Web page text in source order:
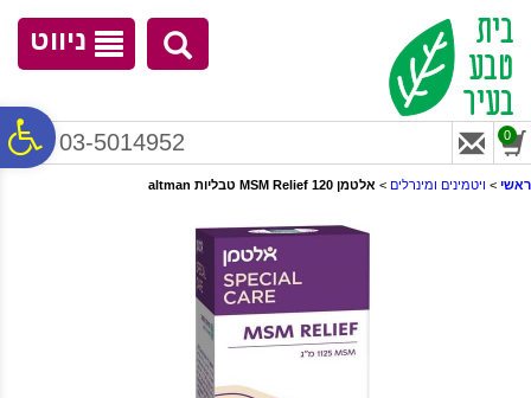
נגישות
ניווט
03-5014952 0
ראשי > ויטמינים ומינרלים > ‏אלטמן MSM Relief 120 טבליות altman